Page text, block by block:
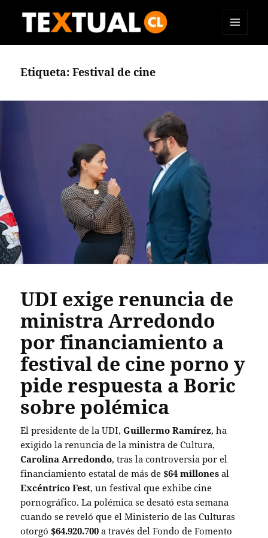
Etiqueta:Festival de cine
UDI exige renuncia de
ministra Arredondo
por financiamiento a
festival de cine porno y
pide respuesta a Boric
sobre polémica
El presidente de la UDI,Guillermo Ramírez, ha
exigido la renuncia de la ministra de Cultura,
Carolina Arredondo, tras la controversia por el
financiamiento estatal de más de$64 millones al
Excéntrico Fest, un festival que exhibe cine
pornográfico. La polémica se desató esta semana
cuando se reveló que el Ministerio de las Culturas
otorgó$64.920.700 a través del Fondo de Fomento